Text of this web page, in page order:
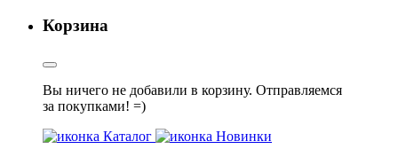
Корзина
Вы ничего не добавили в корзину. Отправляемся
за покупками! =)
Каталог
Новинки